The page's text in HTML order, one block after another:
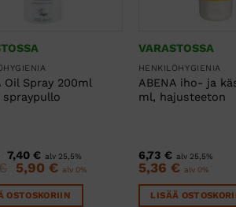
Oil Spray 200ml
spraypullo
Alkuperäinen
hinta
oli:
8,66 €.
7,40 €Nykyinen
hinta
on:
7,40 €.
alv 25,5%
Alkuperäinen
hinta
oli:
6,90 €.
5,90 €Nykyinen
on:
5,90 €.
alv 0%
OSTOSKORIIN
VARASTOSSA
HENKILÖHYGIENIA
ABENA iho- ja
ml, hajusteeton
6,73 € alv 25,5%
5,36 € alv 0%
LISÄÄ